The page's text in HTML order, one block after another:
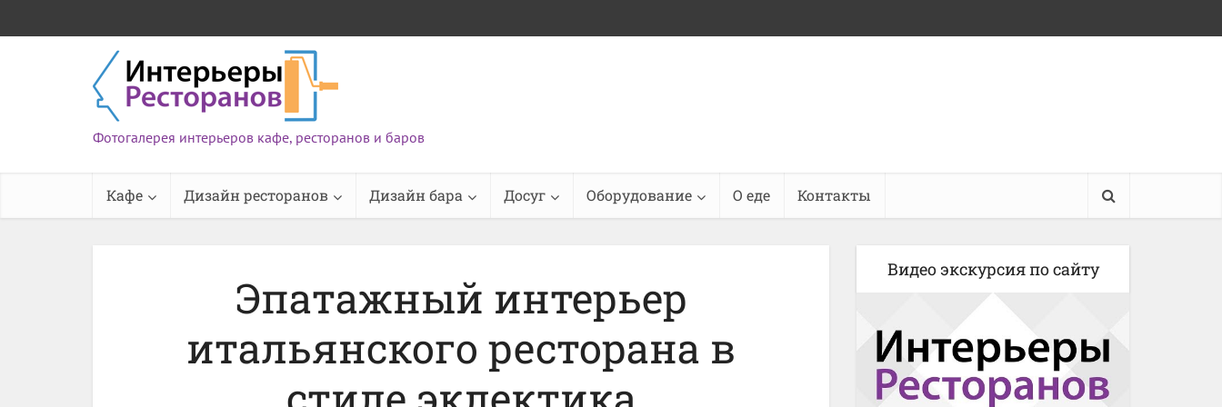
Фотогалерея интерьеров кафе, ресторанов и баров
Кафе Дизайн ресторанов Дизайн бара Досуг Оборудование О еде Контакты
Эпатажный интерьер
итальянского ресторана в
Видео экскурсия по сайту